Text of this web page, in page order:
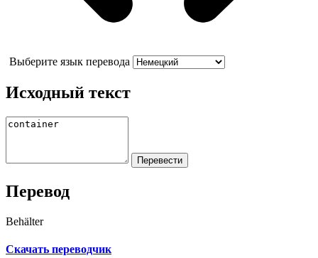
Выберите язык перевода
Исходный текст
Перевод
Behälter
Скачать переводчик